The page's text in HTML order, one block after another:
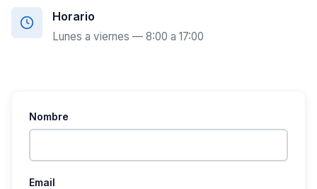
Horario
Lunes a viernes — 8:00 a 17:00
Nombre
Email